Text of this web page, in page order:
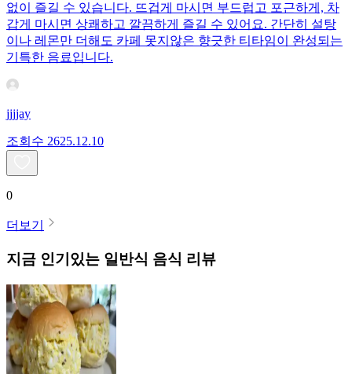
없이 즐길 수 있습니다. 뜨겁게 마시면 부드럽고 포근하게, 차
갑게 마시면 상쾌하고 깔끔하게 즐길 수 있어요. 간단히 설탕
이나 레몬만 더해도 카페 못지않은 향긋한 티타임이 완성되는
기특한 음료입니다.
jjjjay
조회수 2625.12.10
0
더보기
지금 인기있는 일반식 음식 리뷰